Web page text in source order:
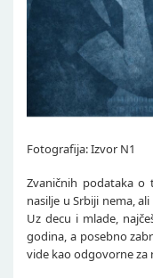
Fotografija: Izvor N1
Zvaničnih podataka o
nasilje u Srbiji nema,
Uz decu i mlade,
godina, a posebno
vide kao odgovorne za